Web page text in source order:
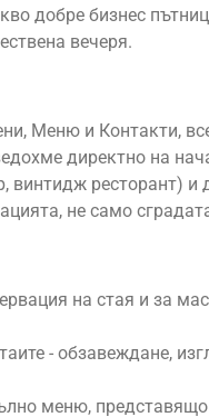
добре бизнес
вечеря.
Меню и Контакти,
директно на
винтидж ресторант) и
не само
на стая и за
- обзавеждане,
меню,